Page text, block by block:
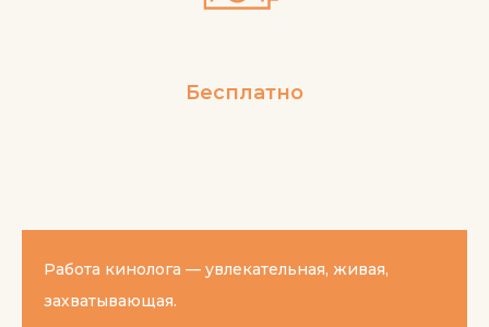
Бесплатно
Работа кинолога — увлекательная, живая,
захватывающая.